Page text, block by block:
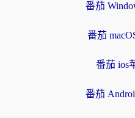
番茄
番茄
番茄 ios
番茄